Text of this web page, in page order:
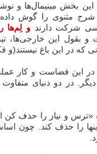
بخش مینیمال‌ها و
مثنوی را گوش
شرکت دارند و لِم‌ها
و بقول این خارجی‌ها،
که در این باغ نیستند(و
این فضاست و کار
در دو دنیای متفاوت
«ترس و نیاز را حذف
را حذف کند. چون